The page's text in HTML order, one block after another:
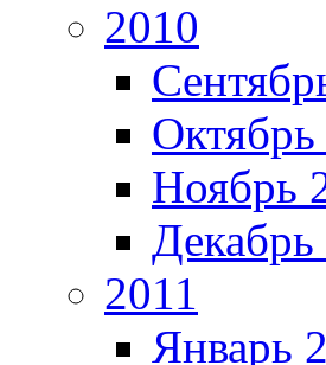
2010
Ноябрь
Декабрь
2011
Январь